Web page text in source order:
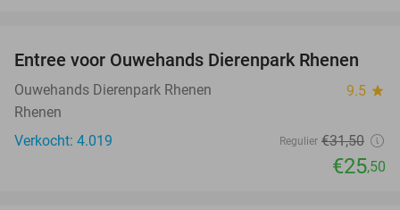
19%
Entree voor Ouwehands Dierenpark Rhenen
Ouwehands Dierenpark Rhenen 9.5 star
Rhenen
Verkocht: 4.019
Regulier €31,50
€25,50